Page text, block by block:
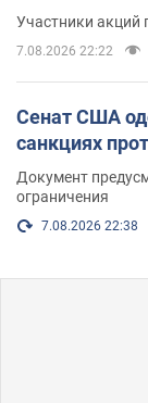
Участники акций
7.08.2026 22:22
Сенат США
санкциях
Документ
ограничения
7.08.2026 22:38